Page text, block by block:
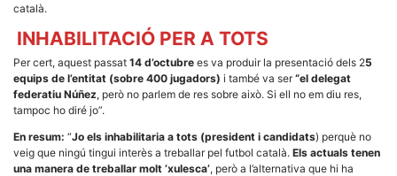
català.
INHABILITACIÓ PER A TOTS
Per cert, aquest passat 14 d’octubre es va produir la presentació dels 25
equips de l’entitat (sobre 400 jugadors) i també va ser“el delegat
federatiu Núñez, però no parlem de res sobre això. Si ell no em diu res,
tampoc ho diré jo”.
En resum: “Jo els inhabilitaria a tots (president i candidats) perquè no
veig que ningú tingui interès a treballar pel futbol català. Els actuals tenen
una manera de treballar molt ‘xulesca’, però a l’alternativa que hi ha